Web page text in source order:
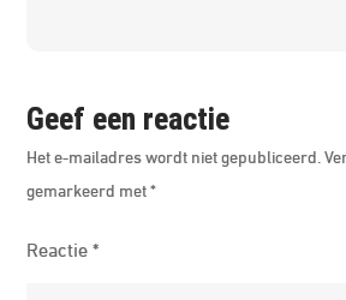
Geef een reactie
Het e-mailadres wordt niet gepubliceerd.
gemarkeerd met*
Reactie*